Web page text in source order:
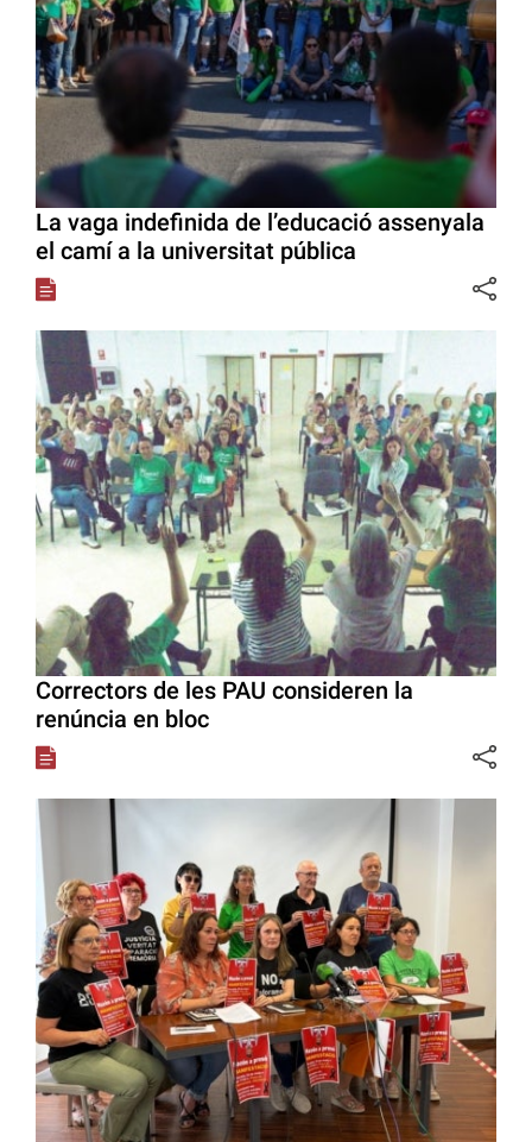
La vaga indefinida de l’educació assenyala
el camí a la universitat pública
Correctors de les PAU consideren la
renúncia en bloc